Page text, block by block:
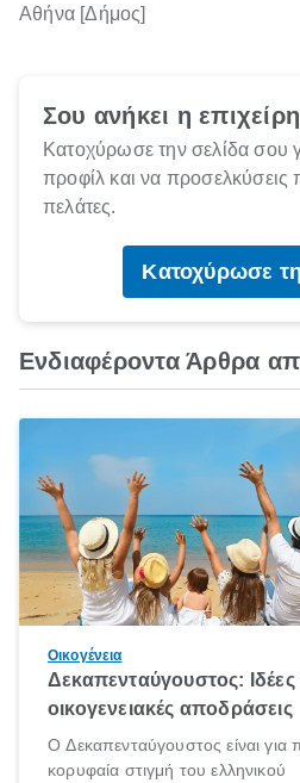
Αθήνα [Δήμος]
Σου ανήκει η
Κατοχύρωσε την σελίδα σου
προφίλ και να προσελκύσεις
πελάτες.
Κατοχύρωσε
Ενδιαφέροντα Άρθρα
Οικογένεια
Δεκαπενταύγουστος: Ιδέες
οικογενειακές αποδράσεις
Ο Δεκαπενταύγουστος είναι για
κορυφαία στιγμή του ελληνικού